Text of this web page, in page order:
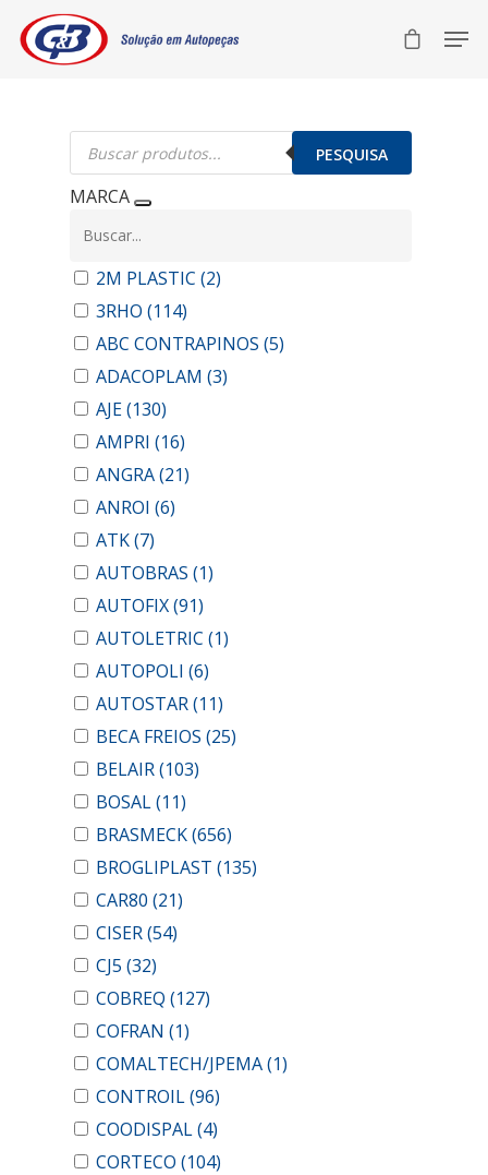
Pesquisar
produtos PESQUISA
MARCA
2M PLASTIC (2)
3RHO (114)
ABC CONTRAPINOS (5)
ADACOPLAM (3)
AJE(130)
AMPRI (16)
ANGRA(21)
ANROI (6)
ATK(7)
AUTOBRAS (1)
AUTOFIX(91)
AUTOLETRIC (1)
AUTOPOLI (6)
AUTOSTAR(11)
BECA FREIOS (25)
BELAIR(103)
BOSAL(11)
BRASMECK(656)
BROGLIPLAST (135)
CAR80 (21)
CISER(54)
CJ5 (32)
COBREQ (127)
COFRAN (1)
COMALTECH/JPEMA(1)
CONTROIL(96)
COODISPAL(4)
CORTECO (104)